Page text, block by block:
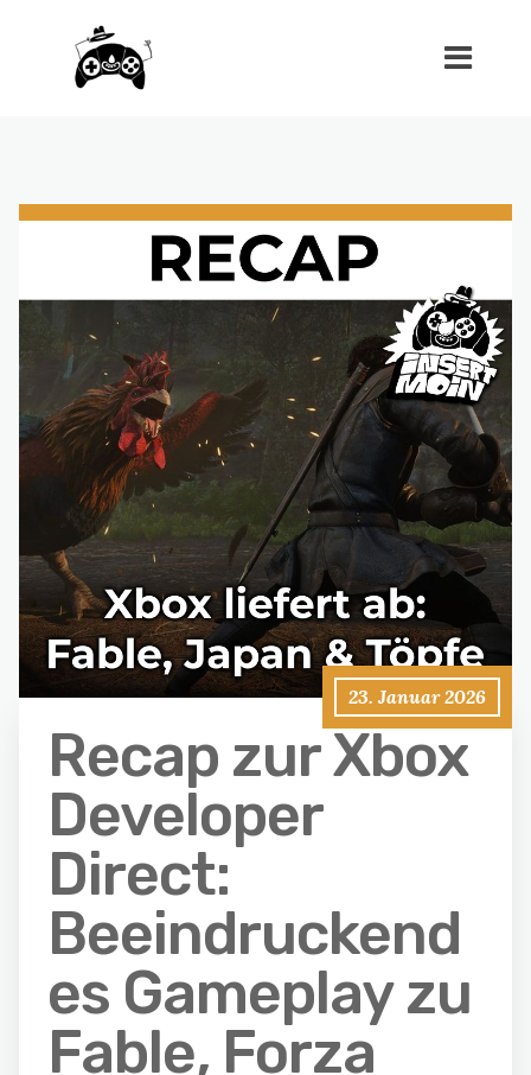
23. Januar 2026
Recap zur Xbox
Developer
Direct:
Beeindruckend
es Gameplay zu
Fable, Forza